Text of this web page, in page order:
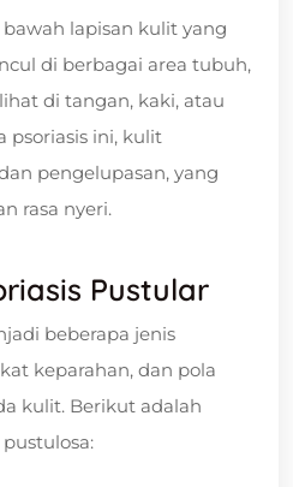
lapisan kulit yang
di berbagai area tubuh,
di tangan, kaki, atau
psoriasis ini, kulit
pengelupasan, yang
rasa nyeri.
Pustular
beberapa jenis
keparahan, dan pola
kulit. Berikut adalah